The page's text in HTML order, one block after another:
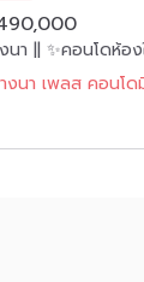
งนา เพลส คอนโด